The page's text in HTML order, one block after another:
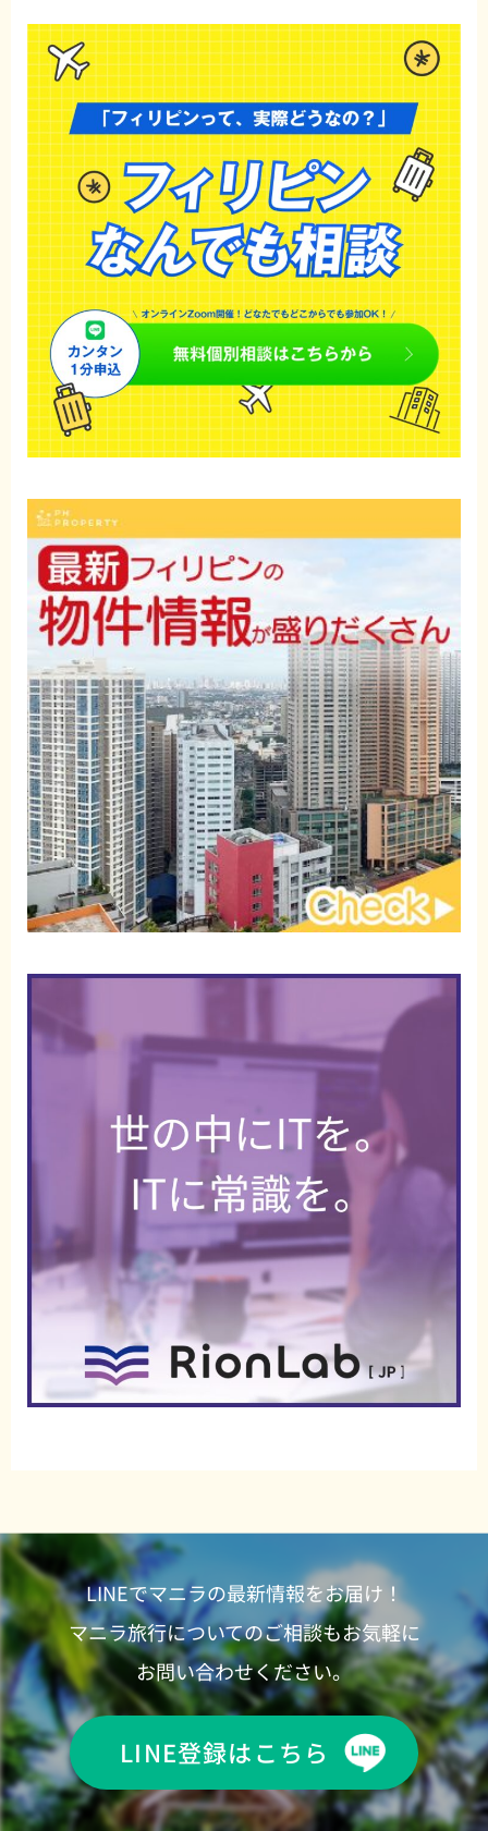
LINEでマニラの最新情報をお届け！
マニラ旅行についてのご相談もお気軽に
お問い合わせください。
LINE登録はこちら